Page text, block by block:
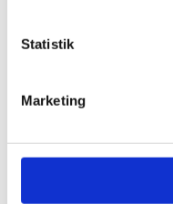
Statistik
Marketing